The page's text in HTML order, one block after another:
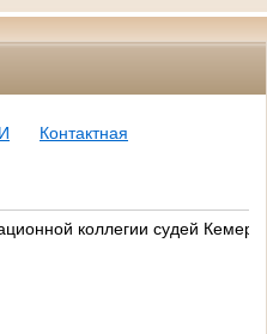
Контактная
коллегии судей